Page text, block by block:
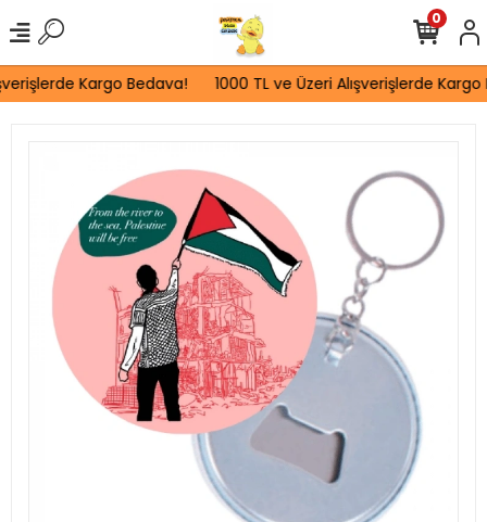
Kargo Bedava! 1000 TL ve Üzeri Alışverişlerde Kargo
0